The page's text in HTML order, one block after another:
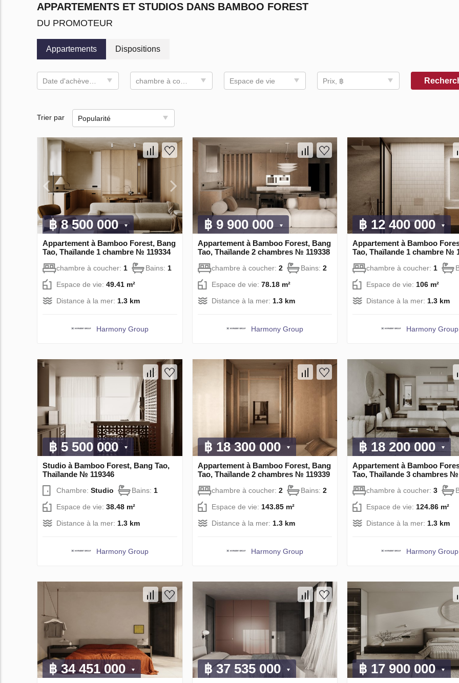
APPARTEMENTS ET STUDIOS DANS BAMBOO FOREST
DU PROMOTEUR
Appartements Dispositions
Espace de vie Prix, ฿
Trier par Popularité
฿ 8 500 000
Appartement à Bamboo Forest, Bang
Tao, Thaïlande 1 chambre № 119334
chambre à coucher: 1 Bains: 1
Espace de vie: 49.41 m²
Distance à la mer: 1.3 km
Harmony Group
฿ 9 900 000
Appartement à Bamboo Forest, Bang
Tao, Thaïlande 2 chambres № 119338
chambre à coucher: 2 Bains: 2
Espace de vie: 78.18 m²
Distance à la mer: 1.3 km
Harmony Group
฿ 12 400 000
Appartement à Bamboo
Tao, Thaïlande 1 chambre №
chambre à coucher: 1
Espace de vie: 106 m²
Distance à la mer: 1.3 km
Harmony Group
฿ 5 500 000
Studio à Bamboo Forest, Bang Tao,
Thaïlande № 119346
Chambre: Studio Bains: 1
Espace de vie: 38.48 m²
Distance à la mer: 1.3 km
Harmony Group
฿ 18 300 000
Appartement à Bamboo Forest, Bang
Tao, Thaïlande 2 chambres № 119339
chambre à coucher: 2 Bains: 2
Espace de vie: 143.85 m²
Distance à la mer: 1.3 km
Harmony Group
฿ 18 200 000
Appartement à Bamboo
Tao, Thaïlande 3 chambres №
chambre à coucher:3
Espace de vie: 124.86 m²
Distance à la mer: 1.3 km
Harmony Group
฿ 34 451 000 ฿ 37 535 000 ฿ 17 900 000